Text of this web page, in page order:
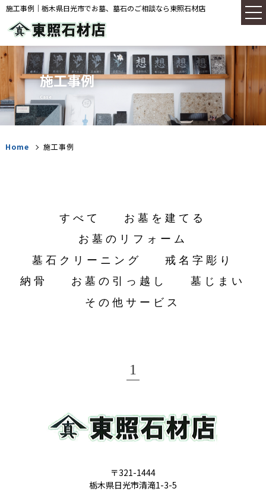
施工事例｜栃木県日光市でお墓、墓石のご相談なら東照石材店
施工事例
Case
Home 施工事例
すべて
お墓を建てる
お墓のリフォーム
墓石クリーニング
戒名字彫り
納骨
お墓の引っ越し
墓じまい
その他サービス
1
〒321-1444
栃木県日光市清滝1-3-5